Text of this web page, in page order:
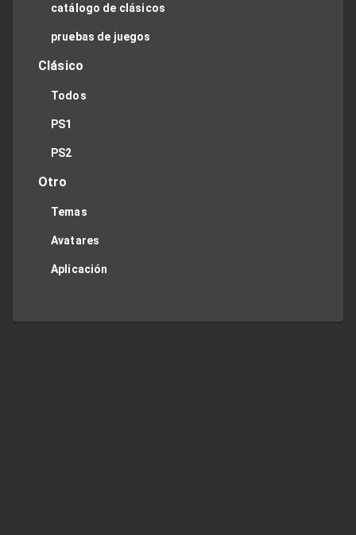
catálogo de clásicos
pruebas de juegos
Clásico
Todos
PS1
PS2
Otro
Temas
Avatares
Aplicación